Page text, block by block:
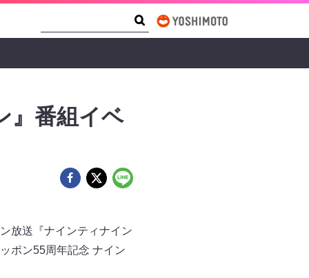
』番組イベ
放送『ナインティナイン
ポン55周年記念 ナイン